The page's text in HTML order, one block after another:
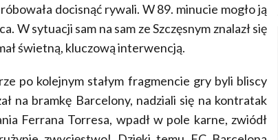
docisnąć rywali. W 89. minucie mogło ją
W sytuacji sam na sam ze Szczęsnym znalazł się
świetną, kluczową interwencją.
po kolejnym stałym fragmencie gry byli bliscy
na bramkę Barcelony, nadziali się na kontratak
Ferrana Torresa, wpadł w pole karne, zwiódł